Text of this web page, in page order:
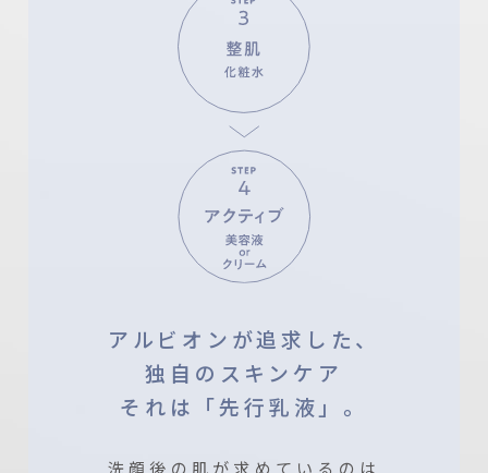
アルビオンが追求した、
独自のスキンケア
それは「先行乳液」。
洗顔後の肌が求めているのは